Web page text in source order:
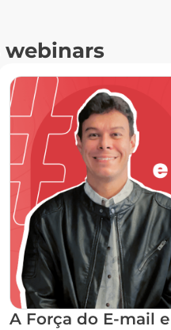
webinars
A Força do E-mail